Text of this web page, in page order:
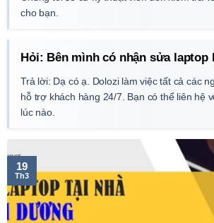
cho bạn.
Hỏi: Bên mình có nhận sửa laptop
Trả lời: Dạ có ạ. Dolozi làm việc tất cả các
hỗ trợ khách hàng 24/7. Bạn có thể liên hệ
lúc nào.
19
Th3